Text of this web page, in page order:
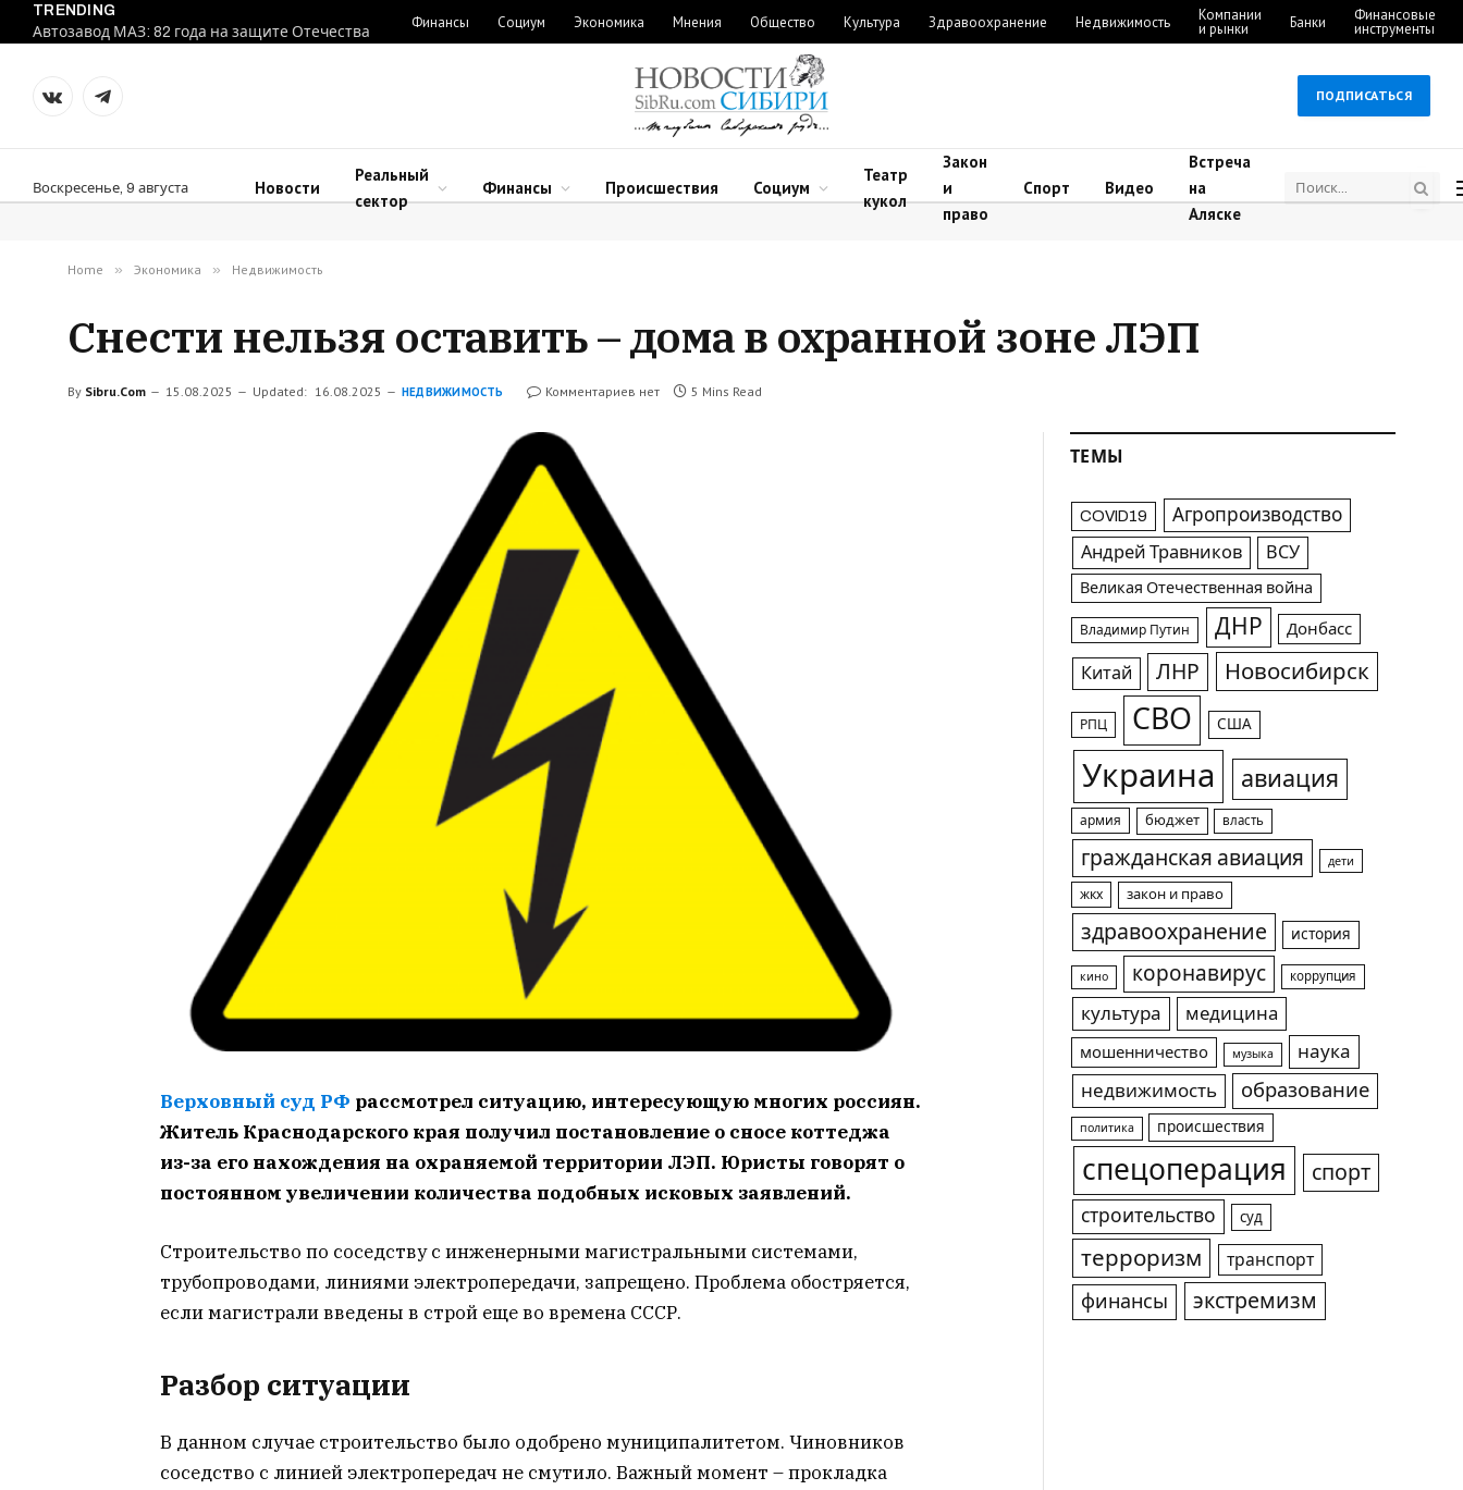
TRENDING
Автозавод МАЗ: 82 года на защите Отечества
Финансы Социум Экономика Мнения Общество Культура Здравоохранение Недвижимость Компании
и рынки Банки Финансовые
инструменты
VKontakteTelegram
ПОДПИСАТЬСЯ
Воскресенье, 9 августа Новости
Реальный
сектор
Финансы Происшествия Социум
Театр
кукол
Закон
и
право
Спорт Видео
Встреча
на
Аляске
Home » Экономика » Недвижимость
Снести нельзя оставить – дома в охранной зоне ЛЭП
By Sibru.Com 15.08.2025 Updated: 16.08.2025 НЕДВИЖИМОСТЬ Комментариев нет 5 Mins Read
Верховный суд РФ рассмотрел ситуацию, интересующую многих россиян.
Житель Краснодарского края получил постановление о сносе коттеджа
из-за его нахождения на охраняемой территории ЛЭП. Юристы говорят о
постоянном увеличении количества подобных исковых заявлений.
Строительство по соседству с инженерными магистральными системами,
трубопроводами, линиями электропередачи, запрещено. Проблема обостряется,
если магистрали введены в строй еще во времена СССР.
Разбор ситуации
В данном случае строительство было одобрено муниципалитетом. Чиновников
соседство с линией электропередач не смутило. Важный момент – прокладка
ТЕМЫ
COVID19 Агропроизводство
Андрей Травников ВСУ
Великая Отечественная война
Владимир Путин ДНР Донбасс
Китай ЛНР Новосибирск
РПЦ СВО США
Украина авиация
армия бюджет власть
гражданская авиация дети
жкх закон и право
здравоохранение история
кино коронавирус коррупция
культура медицина
мошенничество музыка
наука
недвижимость
образование
политика происшествия
спецоперация спорт
строительство суд
терроризм транспорт
финансы экстремизм